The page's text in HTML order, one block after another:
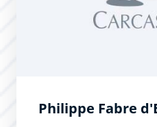
Philippe Fabre